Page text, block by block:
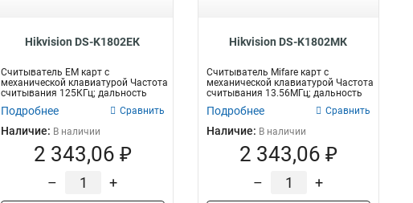
Hikvision DS-K1802EК
Считыватель EM карт с
механической клавиатурой Частота
считывания 125КГц; дальность
считывания:...
Подробнее Сравнить
Наличие: В наличии
2 343,06 ₽
– +
Hikvision DS-K1802МК
Считыватель Mifare карт с
механической клавиатурой Частота
считывания 13.56МГц; дальность
Подробнее Сравнить
Наличие: В наличии
2 343,06 ₽
– +